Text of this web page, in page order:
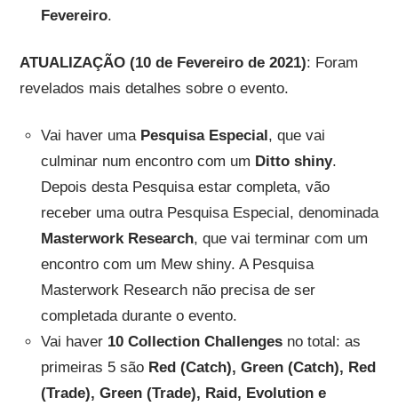
Fevereiro.
ATUALIZAÇÃO (10 de Fevereiro de 2021): Foram
revelados mais detalhes sobre o evento.
Vai haver uma Pesquisa Especial, que vai
culminar num encontro com um Ditto shiny.
Depois desta Pesquisa estar completa, vão
receber uma outra Pesquisa Especial, denominada
Masterwork Research, que vai terminar com um
encontro com um Mew shiny. A Pesquisa
Masterwork Research não precisa de ser
completada durante o evento.
Vai haver 10 Collection Challengesno total: as
primeiras 5 são Red (Catch), Green (Catch), Red
(Trade), Green (Trade), Raid, Evolution e